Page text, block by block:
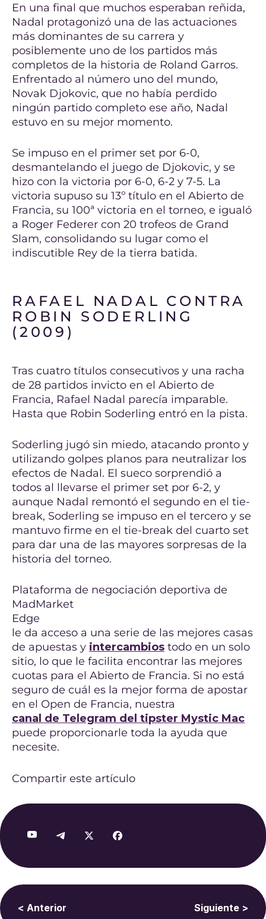
En una final que muchos esperaban reñida,
Nadal protagonizó una de las actuaciones
más dominantes de su carrera y
posiblemente uno de los partidos más
completos de la historia de Roland Garros.
Enfrentado al número uno del mundo,
Novak Djokovic, que no había perdido
ningún partido completo ese año, Nadal
estuvo en su mejor momento.
Se impuso en el primer set por 6-0,
desmantelando el juego de Djokovic, y se
hizo con la victoria por 6-0, 6-2 y 7-5. La
victoria supuso su 13º título en el Abierto de
Francia, su 100ª victoria en el torneo, e igualó
a Roger Federer con 20 trofeos de Grand
Slam, consolidando su lugar como el
indiscutible Rey de la tierra batida.
RAFAEL NADAL CONTRA
ROBIN SODERLING
(2009)
Tras cuatro títulos consecutivos y una racha
de 28 partidos invicto en el Abierto de
Francia, Rafael Nadal parecía imparable.
Hasta que Robin Soderling entró en la pista.
Soderling jugó sin miedo, atacando pronto y
utilizando golpes planos para neutralizar los
efectos de Nadal. El sueco sorprendió a
todos al llevarse el primer set por 6-2, y
aunque Nadal remontó el segundo en el tie-
break, Soderling se impuso en el tercero y se
mantuvo firme en el tie-break del cuarto set
para dar una de las mayores sorpresas de la
historia del torneo.
Plataforma de negociación deportiva de
MadMarket
Edge
le da acceso a una serie de las mejores casas
de apuestas y intercambios todo en un solo
sitio, lo que le facilita encontrar las mejores
cuotas para el Abierto de Francia. Si no está
seguro de cuál es la mejor forma de apostar
en el Open de Francia, nuestra
canal de Telegram del tipster Mystic Mac
puede proporcionarle toda la ayuda que
necesite.
Compartir este artículo
< Anterior Siguiente >